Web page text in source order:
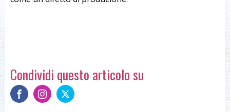
Condividi questo articolo su